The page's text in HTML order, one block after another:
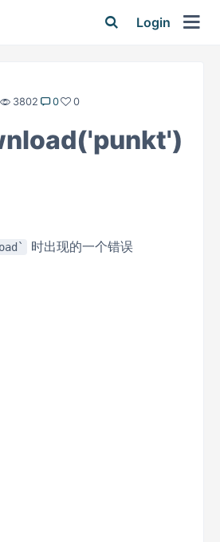
Login
3802 0 0
时出现的一个错误